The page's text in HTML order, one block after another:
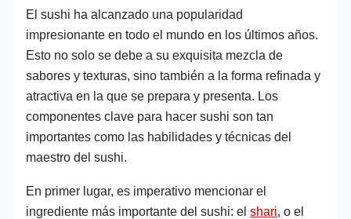
El sushi ha alcanzado una popularidad
impresionante en todo el mundo en los últimos años.
Esto no solo se debe a su exquisita mezcla de
sabores y texturas, sino también a la forma refinada y
atractiva en la que se prepara y presenta. Los
componentes clave para hacer sushi son tan
importantes como las habilidades y técnicas del
maestro del sushi.
En primer lugar, es imperativo mencionar el
ingrediente más importante del sushi: elshari, o el